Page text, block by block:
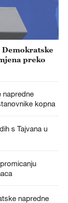
preko
napredne
kopna
s Tajvana u
napredne